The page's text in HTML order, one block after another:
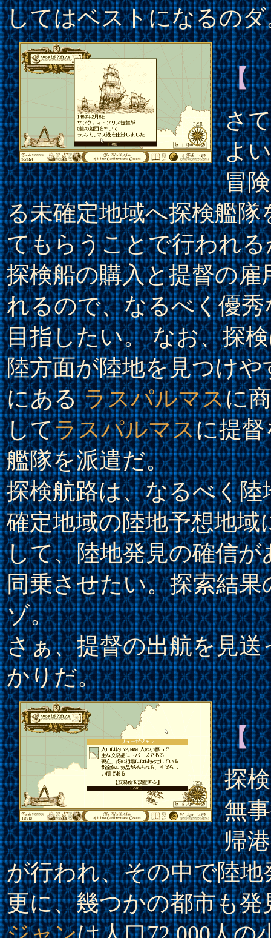
してはベストになるのダ
【
さ
よ
冒
る未確定地域へ探検艦
てもらうことで行われ
探検船の購入と提督の
れるので、なるべく優
目指したい。 なお、探
陸方面が陸地を見つけや
にあるラスパルマスに
してラスパルマスに提
艦隊を派遣だ。
探検航路は、なるべく
確定地域の陸地予想地
して、陸地発見の確信
同乗させたい。探索結
ゾ。
さぁ、提督の出航を見
かりだ。
【
探
無
帰
が行われ、その中で陸
更に、幾つかの都市も